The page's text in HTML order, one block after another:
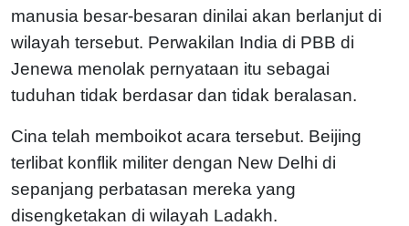
manusia besar-besaran dinilai akan berlanjut di
wilayah tersebut. Perwakilan India di PBB di
Jenewa menolak pernyataan itu sebagai
tuduhan tidak berdasar dan tidak beralasan.
Cina telah memboikot acara tersebut. Beijing
terlibat konflik militer dengan New Delhi di
sepanjang perbatasan mereka yang
disengketakan di wilayah Ladakh.